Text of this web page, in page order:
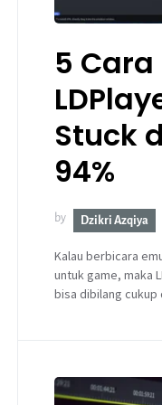
5
Stuck
94%
by Dzikri Azqiya
Kalau berbicara
untuk game, maka
bisa dibilang